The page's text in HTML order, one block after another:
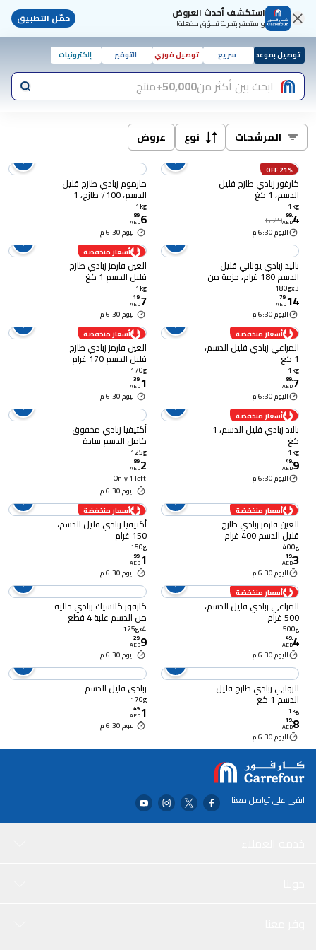
استكشف أحدث العروض
واستمتع بتجربة تسوّق مذهلة! حمّل التطبيق
توصيل بموعد سريع توصيل فوري التوفير إلكترونيات
ابحث بين أكثر من50,000+ منتج
المرشحات نوع عروض
21% OFF
كارفور زبادي طازج قليل
الدسم، 1 كغ
1kg
4
.
99
AED
6.29
اليوم 6:30 م
مارموم زبادي طازج قليل
الدسم، 100٪ طازج، 1
كيلوغرام
1kg
6
.
89
AED
اليوم 6:30 م
باليد زبادي يوناني قليل
الدسم 180 غرام، حزمة من
3
180gx3
14
.
79
AED
اليوم 6:30 م
أسعار منخفضة
العين فارمز زبادي طازج
قليل الدسم 1 كغ
1kg
7
.
19
AED
اليوم 6:30 م
أسعار منخفضة
المراعي زبادي قليل الدسم،
1 كغ
1kg
7
.
89
AED
اليوم 6:30 م
أسعار منخفضة
العين فارمز زبادي طازج
قليل الدسم 170 غرام
170g
1
.
39
AED
اليوم 6:30 م
أسعار منخفضة
بالاد زبادي قليل الدسم، 1
كغ
1kg
9
.
49
AED
اليوم 6:30 م
أكتيفيا زبادي مخفوق
كامل الدسم سادة
البروبيوتيك، 125 غرام
125g
2
.
89
AED
Only 1 left
اليوم 6:30 م
أسعار منخفضة
العين فارمز زبادي طازج
قليل الدسم 400 غرام
400g
3
.
19
AED
اليوم 6:30 م
أسعار منخفضة
أكتيفيا زبادي قليل الدسم،
150 غرام
150g
1
.
99
AED
اليوم 6:30 م
أسعار منخفضة
المراعي زبادي قليل الدسم،
500 غرام
500g
4
.
49
AED
اليوم 6:30 م
كارفور كلاسيك زبادي خالية
من الدسم علبة 4 قطع
125 غرام
125gx4
9
.
29
AED
اليوم 6:30 م
الروابي زبادي طازج قليل
الدسم 1 كغ
1kg
8
.
19
AED
اليوم 6:30 م
زبادي قليل الدسم
170g
1
.
49
AED
اليوم 6:30 م
ابقى على تواصل معنا